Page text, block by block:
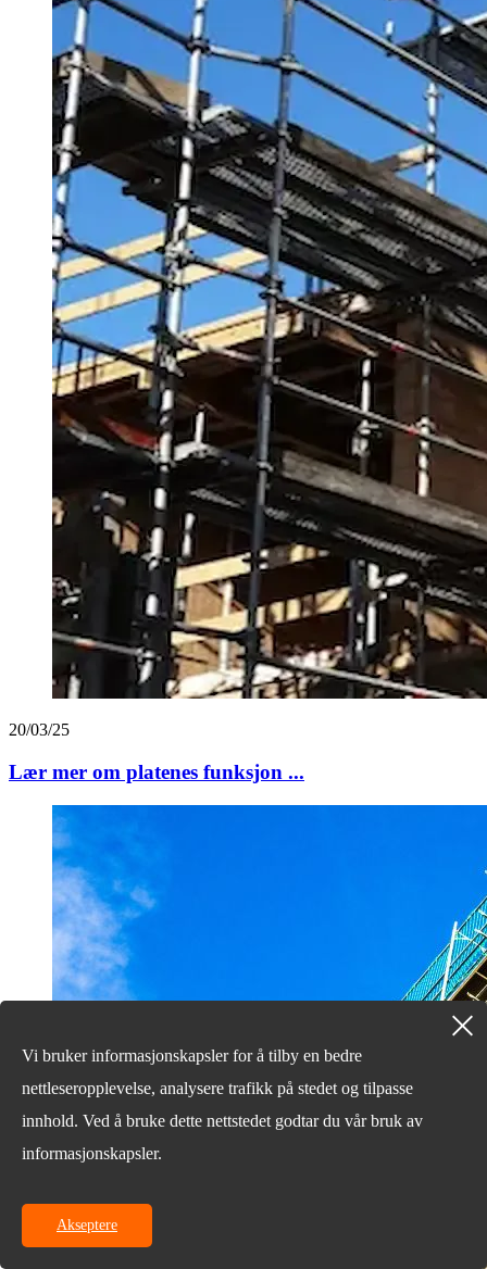
20/03/25
Lær mer om platenes funksjon ...
Vi bruker informasjonskapsler for å tilby en bedre
nettleseropplevelse, analysere trafikk på stedet og tilpasse
innhold. Ved å bruke dette nettstedet godtar du vår bruk av
informasjonskapsler.
Akseptere